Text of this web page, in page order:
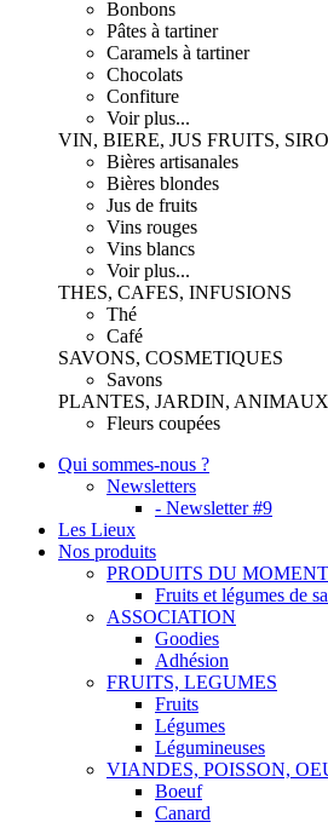
Bonbons
Pâtes à tartiner
Caramels à tartiner
Chocolats
Confiture
Voir plus...
VIN, BIERE, JUS FRUITS,
Bières artisanales
Bières blondes
Jus de fruits
Vins rouges
Vins blancs
Voir plus...
THES, CAFES, INFUSIONS
Thé
Café
SAVONS, COSMETIQUES
Savons
PLANTES, JARDIN, ANIMAUX
Fleurs coupées
Qui sommes-nous ?
Newsletters
- Newsletter #9
Les Lieux
Nos produits
PRODUITS DU MOMENT
Fruits et légumes de
ASSOCIATION
Goodies
Adhésion
FRUITS, LEGUMES
Fruits
Légumes
Légumineuses
VIANDES, POISSON,
Boeuf
Canard